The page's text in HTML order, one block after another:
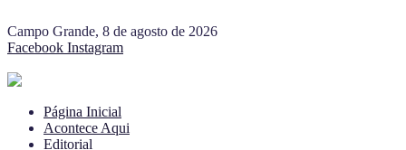
Campo Grande, 8 de agosto de 2026
Facebook Instagram
Página Inicial
Acontece Aqui
Editorial